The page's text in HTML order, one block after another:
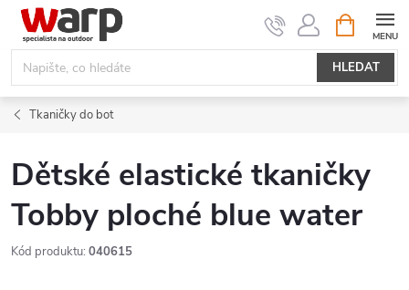
Přejít
obsah
HLEDAT
NÁKUPNÍ
KOŠÍK
Tkaničky do bot
Dětské elastické tkaničky
Tobby ploché blue water
Kód produktu: 040615